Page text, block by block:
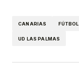
CANARIAS FÚTBOL
UD LAS PALMAS